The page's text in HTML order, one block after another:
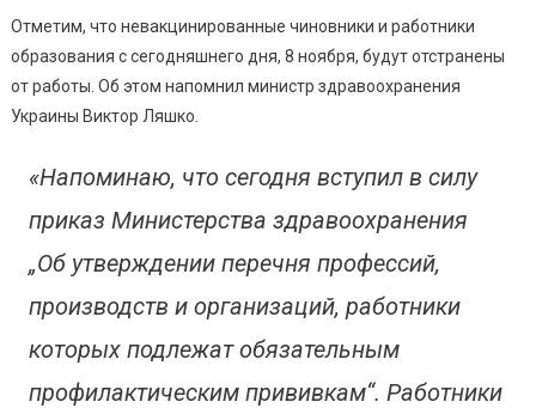
Отметим, что невакцинированные чиновники и работники
образования с сегодняшнего дня, 8 ноября, будут отстранены
от работы. Об этом напомнил министр здравоохранения
Украины Виктор Ляшко.
«Напоминаю, что сегодня вступил в силу
приказ Министерства здравоохранения
„Об утверждении перечня профессий,
производств и организаций, работники
которых подлежат обязательным
профилактическим прививкам“. Работники